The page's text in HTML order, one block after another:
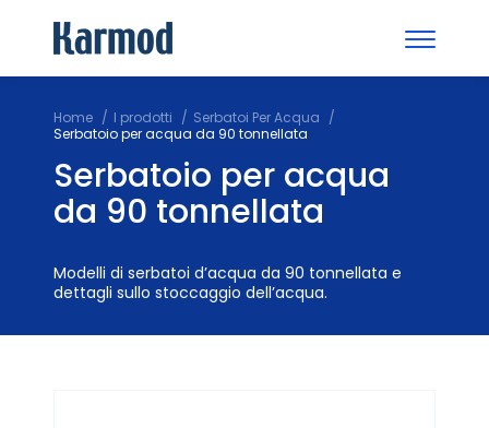
Home I prodotti
Serbatoi Per Acqua
Serbatoio per acqua da 90 tonnellata
Serbatoio per acqua
da 90 tonnellata
Modelli di serbatoi d’acqua da 90 tonnellata e
dettagli sullo stoccaggio dell’acqua.